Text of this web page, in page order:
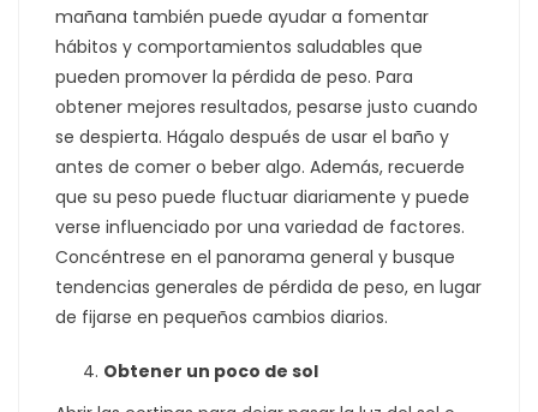
mañana también puede ayudar a fomentar
hábitos y comportamientos saludables que
pueden promover la pérdida de peso. Para
obtener mejores resultados, pesarse justo cuando
se despierta. Hágalo después de usar el baño y
antes de comer o beber algo. Además, recuerde
que su peso puede fluctuar diariamente y puede
verse influenciado por una variedad de factores.
Concéntrese en el panorama general y busque
tendencias generales de pérdida de peso, en lugar
de fijarse en pequeños cambios diarios.
Obtener un poco de sol